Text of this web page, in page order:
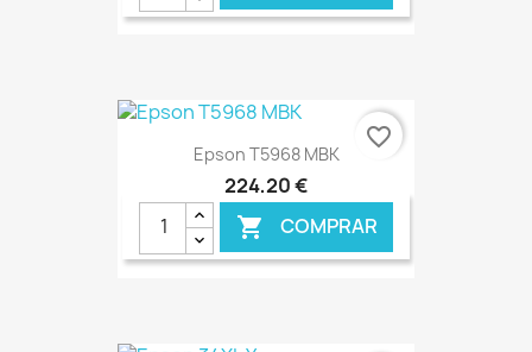
€ ONLINE
Epson T5968 MBK
224,20 €
 COMPRAR
favorite_border